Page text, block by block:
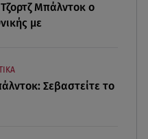
Αγκαλιασμένοι στα
Μπάλντοκ ο
με
Σεβαστείτε το